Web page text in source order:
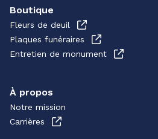
Boutique
Fleurs de deuil
Plaques funéraires
Entretien de monument
À propos
Notre mission
Carrières